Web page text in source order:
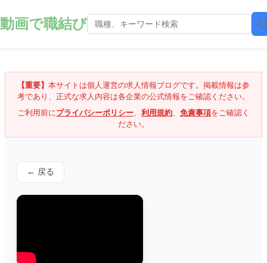
動画で職結び
【重要】 本サイトは個人運営の求人情報ブログです。掲載情報は参
考であり、正式な求人内容は各企業の公式情報をご確認ください。
ご利用前にプライバシーポリシー、 利用規約、 免責事項をご確認く
ださい。
← 戻る